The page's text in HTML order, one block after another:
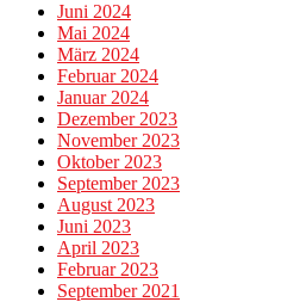
Juni 2024
Mai 2024
März 2024
Februar 2024
Januar 2024
Dezember 2023
November 2023
Oktober 2023
September 2023
August 2023
Juni 2023
April 2023
Februar 2023
September 2021